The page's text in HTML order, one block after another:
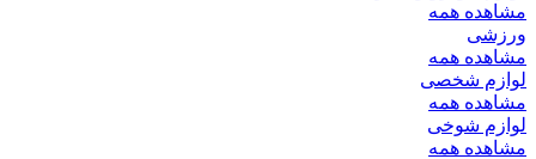
مشاهده همه
ورزشی
مشاهده همه
لوازم شخصی
مشاهده همه
لوازم شوخی
مشاهده همه